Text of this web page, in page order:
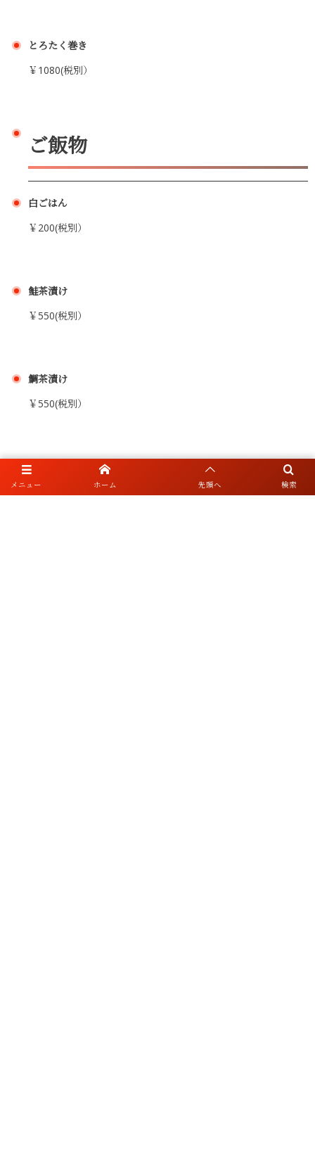
とろたく巻き
￥1080(税別）
ご飯物
白ごはん
￥200(税別）
鮭茶漬け
￥550(税別）
鯛茶漬け
￥550(税別）
まかない海鮮丼
￥750(税別）
メニュー 検索
ホーム 先頭へ